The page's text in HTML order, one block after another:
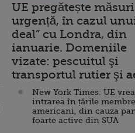
UE pregătește
urgență, în cazul
deal” cu Londra, din
ianuarie. Domeniile
vizate: pescuitul şi
transportul rutier şi
New York Times: UE
intrarea în țările
americani, din cauza
foarte active din SUA